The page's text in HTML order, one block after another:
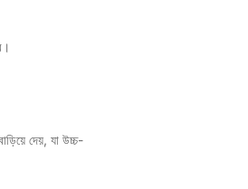
দেয়, যা উচ্চ-